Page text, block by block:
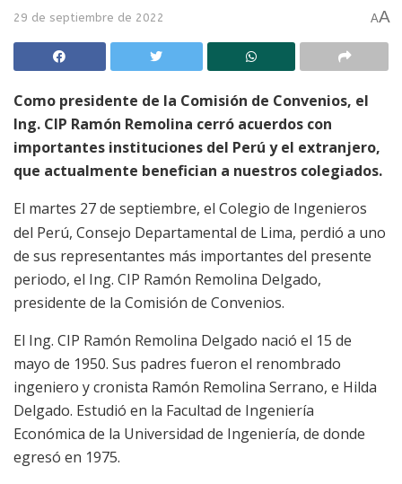
29 de septiembre de 2022 AA
Como presidente de la Comisión de Convenios, el
Ing. CIP Ramón Remolina cerró acuerdos con
importantes instituciones del Perú y el extranjero,
que actualmente benefician a nuestros colegiados.
El martes 27 de septiembre, el Colegio de Ingenieros
del Perú, Consejo Departamental de Lima, perdió a uno
de sus representantes más importantes del presente
periodo, el Ing. CIP Ramón Remolina Delgado,
presidente de la Comisión de Convenios.
El Ing. CIP Ramón Remolina Delgado nació el 15 de
mayo de 1950. Sus padres fueron el renombrado
ingeniero y cronista Ramón Remolina Serrano, e Hilda
Delgado. Estudió en la Facultad de Ingeniería
Económica de la Universidad de Ingeniería, de donde
egresó en 1975.